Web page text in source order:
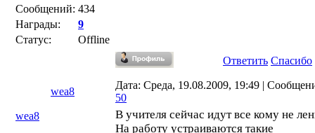
Сообщений: 434
Награды:
9
Статус:
Offline
Ответить Спасибо
wea8
Дата: Среда, 19.08.2009, 19:49 |
50
wea8
В учителя сейчас идут все кому не
На работу устраиваются такие